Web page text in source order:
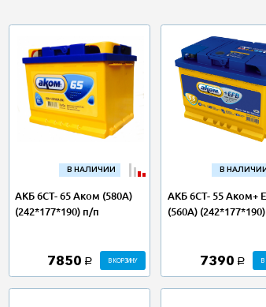
В НАЛИЧИИ
АКБ 6СТ- 65 Аком (580А)
(242*177*190) п/п
7850 a В КОРЗИНУ
В
АКБ 6СТ- 55 Аком+
(560А)
7390 a В